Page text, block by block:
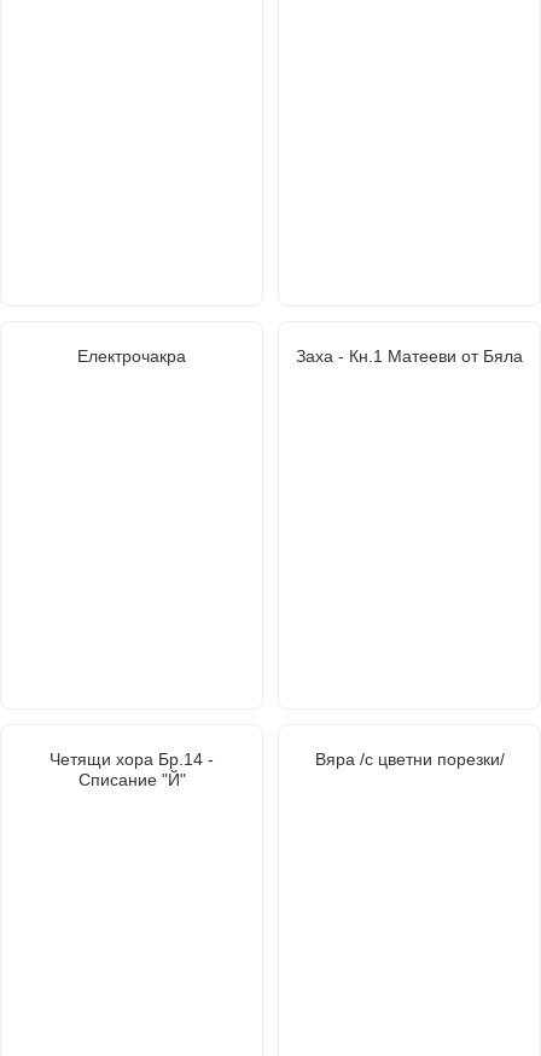
Електрочакра Заха - Кн.1 Матееви от Бяла
Четящи хора Бр.14 -
Списание "Й"
Вяра /с цветни порезки/